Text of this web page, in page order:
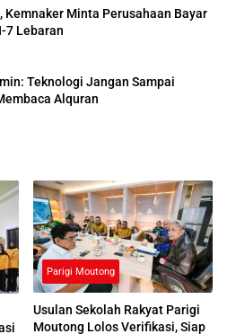
Kemnaker Minta Perusahaan Bayar
7 Lebaran
Teknologi Jangan Sampai
Alquran
Parigi Moutong
Usulan Sekolah Rakyat Parigi
Moutong Lolos Verifikasi, Siap